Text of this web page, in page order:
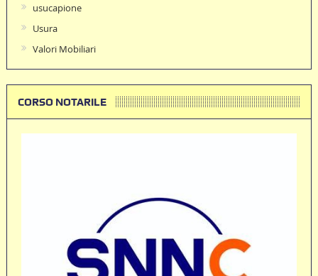
usucapione
Usura
Valori Mobiliari
CORSO NOTARILE